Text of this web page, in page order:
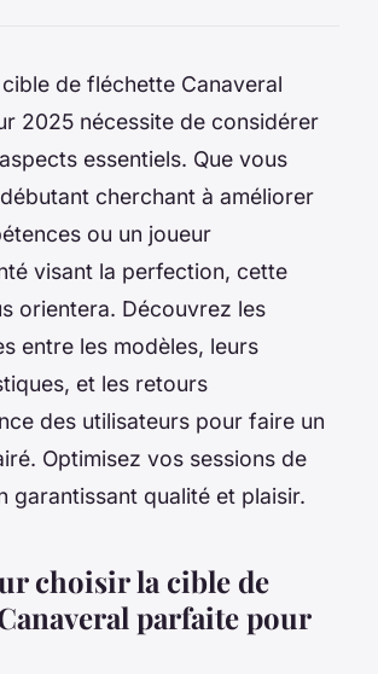
de fléchette Canaveral
2025 nécessite de considérer
essentiels. Que vous
cherchant à améliorer
ou un joueur
visant la perfection, cette
orientera. Découvrez les
entre les modèles, leurs
et les retours
des utilisateurs pour faire un
Optimisez vos sessions de
garantissant qualité et plaisir.
choisir la cible de
parfaite pour